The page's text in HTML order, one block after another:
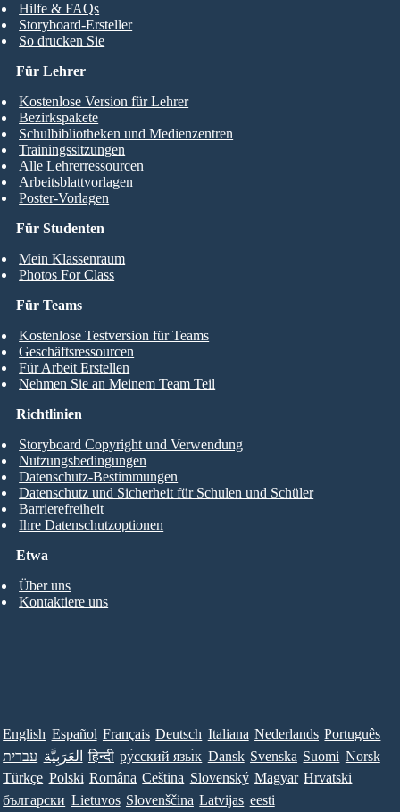
Hilfe & FAQs
Storyboard-Ersteller
So drucken Sie
Für Studenten
Mein Klassenraum
Photos For Class
Für Lehrer
Kostenlose Version für Lehrer
Bezirkspakete
Schulbibliotheken und Medienzentren
Trainingssitzungen
Alle Lehrerressourcen
Arbeitsblattvorlagen
Poster-Vorlagen
Für Teams
Kostenlose Testversion für Teams
Geschäftsressourcen
Für Arbeit Erstellen
Nehmen Sie an Meinem Team Teil
Etwa
Über uns
Kontaktiere uns
Richtlinien
Storyboard Copyright und Verwendung
Nutzungsbedingungen
Datenschutz-Bestimmungen
Datenschutz und Sicherheit für Schulen und Schüler
Barrierefreiheit
Ihre Datenschutzoptionen
English Español Français Deutsch Italiana Nederlands Português
עברית العَرَبِيَّة हिन्दी ру́сский язы́к Dansk Svenska Suomi Norsk
Türkçe Polski Româna Ceština Slovenský Magyar Hrvatski
български Lietuvos Slovenščina Latvijas eesti